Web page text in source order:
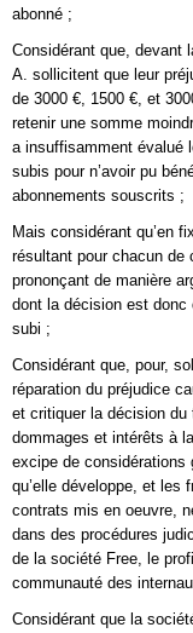
abonné ;
Considérant que, devant
A. sollicitent que leur
de 3000 €, 1500 €, et
retenir une somme
a insuffisamment évalué
subis pour n’avoir pu
abonnements souscrits ;
Mais considérant qu’en
résultant pour chacun de
prononçant de manière
dont la décision est
subi ;
Considérant que, pour,
réparation du préjudice
et critiquer la décision du
dommages et intérêts à
excipe de considérations
qu’elle développe, et les
contrats mis en oeuvre,
dans des procédures
de la société Free, le
communauté des
Considérant que la